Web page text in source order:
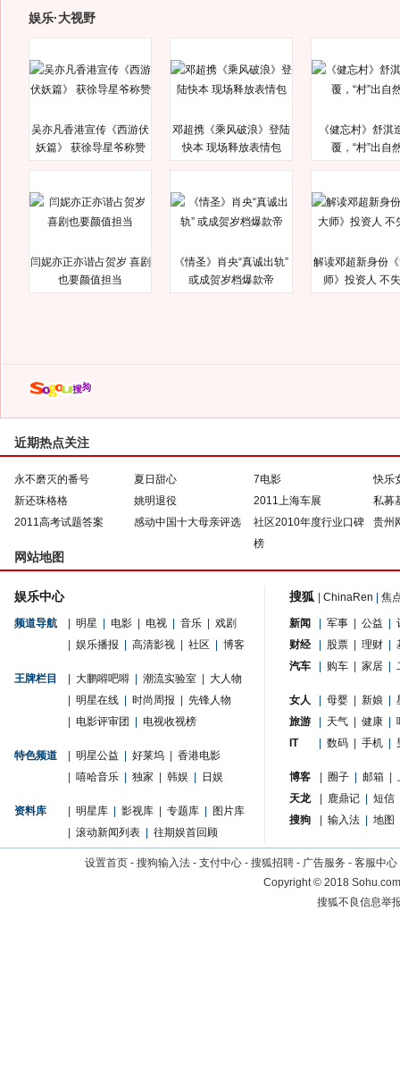
娱乐·大视野
吴亦凡香港宣传《西游伏
妖篇》 获徐导星爷称赞
邓超携《乘风破浪》登陆
快本 现场释放表情包
《健忘村》舒淇
覆，“村”出自
闫妮亦正亦谐占贺岁 喜剧
也要颜值担当
《情圣》肖央“真诚出轨”
或成贺岁档爆款帝
解读邓超新身份
师》投资人 不
近期热点关注
永不磨灭的番号 夏日甜心 7电影
快乐
新还珠格格
姚明退役 2011上海车展
私募
2011高考试题答案
感动中国十大母亲评选
社区2010年度行业口碑
榜
贵州
网站地图
娱乐中心
频道导航 明星 电影 电视 音乐
戏剧
娱乐播报 高清影视 社区 博客
王牌栏目 大鹏嘚吧嘚 潮流实验室
大人物
明星在线 时尚周报
先锋人物
电影评审团 电视收视榜
特色频道 明星公益 好莱坞
香港电影
嘻哈音乐 独家 韩娱 日娱
资料库 明星库 影视库 专题库
图片库
滚动新闻列表 往期娱首回顾
搜狐 ChinaRen 焦
新闻 军事 公益
财经
股票 理财
汽车
购车 家居
女人 母婴 新娘
旅游
天气 健康
IT
数码 手机
博客 圈子 邮箱
天龙
鹿鼎记
短信
搜狗
输入法 地图
设置首页 - 搜狗输入法 - 支付中心 - 搜狐招聘 - 广告服务 - 客服中心
Copyright©2018
搜狐不良信息举